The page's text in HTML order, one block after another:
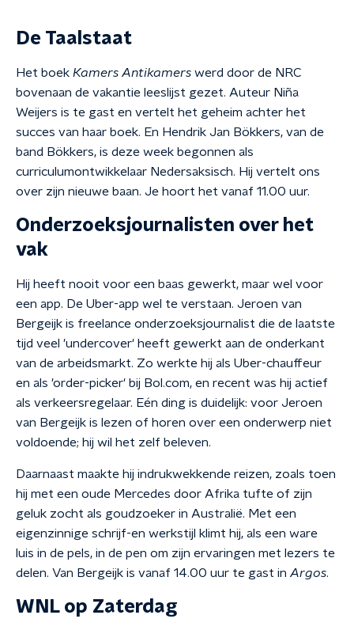
De Taalstaat
Het boek Kamers Antikamers werd door de NRC
bovenaan de vakantie leeslijst gezet. Auteur Niña
Weijers is te gast en vertelt het geheim achter het
succes van haar boek. En Hendrik Jan Bökkers, van de
band Bökkers, is deze week begonnen als
curriculumontwikkelaar Nedersaksisch. Hij vertelt ons
over zijn nieuwe baan. Je hoort het vanaf 11.00 uur.
Onderzoeksjournalisten over het
vak
Hij heeft nooit voor een baas gewerkt, maar wel voor
een app. De Uber-app wel te verstaan. Jeroen van
Bergeijk is freelance onderzoeksjournalist die de laatste
tijd veel 'undercover' heeft gewerkt aan de onderkant
van de arbeidsmarkt. Zo werkte hij als Uber-chauffeur
en als 'order-picker' bij Bol.com, en recent was hij actief
als verkeersregelaar. Eén ding is duidelijk: voor Jeroen
van Bergeijk is lezen of horen over een onderwerp niet
voldoende; hij wil het zelf beleven.
Daarnaast maakte hij indrukwekkende reizen, zoals toen
hij met een oude Mercedes door Afrika tufte of zijn
geluk zocht als goudzoeker in Australië. Met een
eigenzinnige schrijf-en werkstijl klimt hij, als een ware
luis in de pels, in de pen om zijn ervaringen met lezers te
delen. Van Bergeijk is vanaf 14.00 uur te gast in Argos.
WNL op Zaterdag